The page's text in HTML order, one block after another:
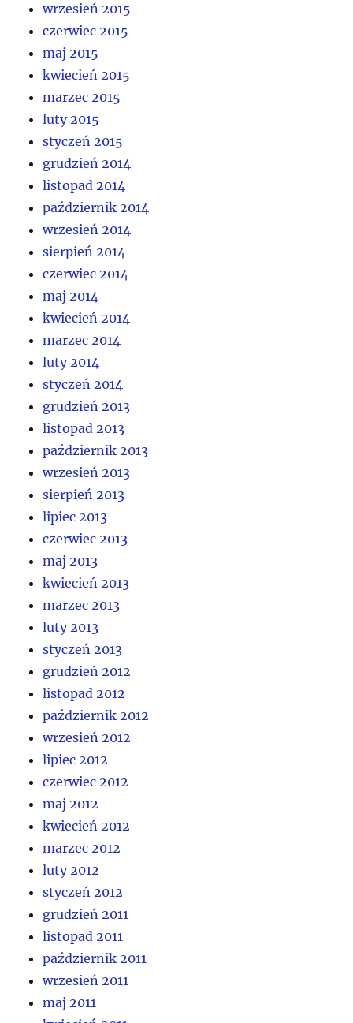
wrzesień 2015
czerwiec 2015
maj 2015
kwiecień 2015
marzec 2015
luty 2015
styczeń 2015
grudzień 2014
listopad 2014
październik 2014
wrzesień 2014
sierpień 2014
czerwiec 2014
maj 2014
kwiecień 2014
marzec 2014
luty 2014
styczeń 2014
grudzień 2013
listopad 2013
październik 2013
wrzesień 2013
sierpień 2013
lipiec 2013
czerwiec 2013
maj 2013
kwiecień 2013
marzec 2013
luty 2013
styczeń 2013
grudzień 2012
listopad 2012
październik 2012
wrzesień 2012
lipiec 2012
czerwiec 2012
maj 2012
kwiecień 2012
marzec 2012
luty 2012
styczeń 2012
grudzień 2011
listopad 2011
październik 2011
wrzesień 2011
maj 2011